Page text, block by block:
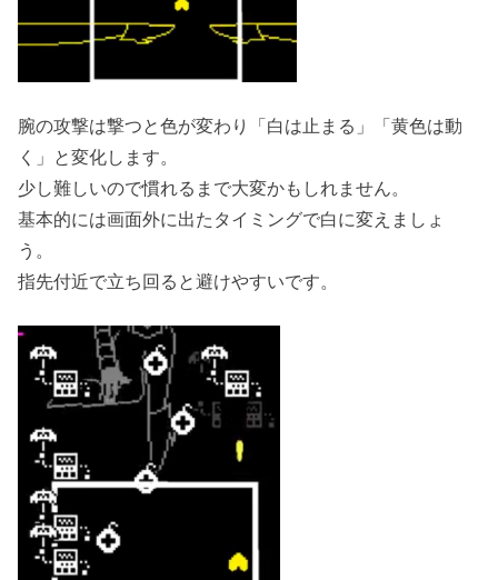
腕の攻撃は撃つと色が変わり「白は止まる」「黄色は動
く」と変化します。
少し難しいので慣れるまで大変かもしれません。
基本的には画面外に出たタイミングで白に変えましょ
う。
指先付近で立ち回ると避けやすいです。